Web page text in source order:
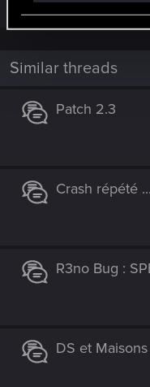
Similar threads
Patch 2.3
Crash répété
R3no Bug :
DS et